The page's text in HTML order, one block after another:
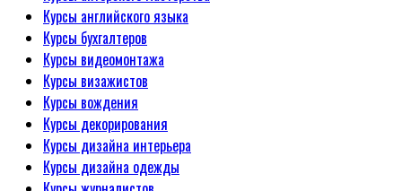
Курсы английского языка
Курсы бухгалтеров
Курсы видеомонтажа
Курсы визажистов
Курсы вождения
Курсы декорирования
Курсы дизайна интерьера
Курсы дизайна одежды